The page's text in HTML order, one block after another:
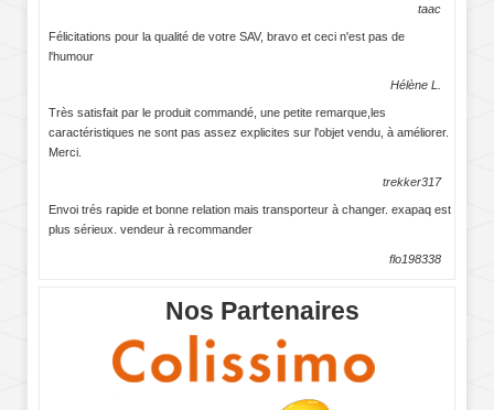
taac
Félicitations pour la qualité de votre SAV, bravo et ceci n'est pas de
l'humour
Hélène L.
Très satisfait par le produit commandé, une petite remarque,les
caractéristiques ne sont pas assez explicites sur l'objet vendu, à améliorer.
Merci.
trekker317
Envoi trés rapide et bonne relation mais transporteur à changer. exapaq est
plus sérieux. vendeur à recommander
flo198338
Nos Partenaires